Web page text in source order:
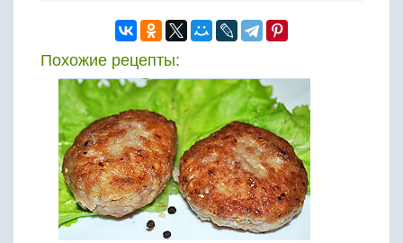
Похожие рецепты: